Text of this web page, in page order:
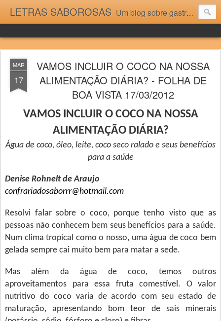
LETRAS SABOROSAS Um blog sobre gastronomia para as pessoas que gostam da boa cozinha. Dicas, receitas, notícias gastronômicas e viagens do Caburaí ao Chuí. Vou adorar tê-los na minha cozinha acima do Equador.
MAR
17
VAMOS INCLUIR O COCO NA NOSSA
ALIMENTAÇÃO DIÁRIA? - FOLHA DE
BOA VISTA 17/03/2012
VAMOS INCLUIR O COCO NA NOSSA
ALIMENTAÇÃO DIÁRIA?
Água de coco, óleo, leite, coco seco ralado e seus benefícios
para a saúde
Denise Rohnelt de Araujo
confrariadosaborrr@hotmail.com
Resolvi falar sobre o coco, porque tenho visto que as
pessoas não conhecem bem seus benefícios para a saúde.
Num clima tropical como o nosso, uma água de coco bem
gelada sempre cai muito bem para matar a sede.
Mas além da água de coco, temos outros
aproveitamentos para essa fruta comestível. O valor
nutritivo do coco varia de acordo com seu estado de
maturação, apresentando bom teor de sais minerais